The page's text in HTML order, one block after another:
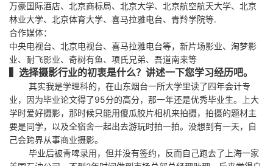
万豪国际酒店、北京商标局、北京大学、北京航空航天大学、北京
林业大学、北京体育大学、喜马拉雅电台、青羚学院等.
合作媒体：
中央电视台、北京电视台、喜马拉雅电台等，新片场影业、淘梦影
业、耐飞影业、奇树有鱼、项氏兄弟、吾道南来等
▍选择摄影行业的初衷是什么？讲述一下您学习经历吧。
其实我是学理科的，在山东烟台一所大学里读了四年会计专
业，因为毕业论文得了95分的高分，那一年还是优秀毕业生。上大
学时爱好摄影，那时候只能用傻瓜胶片相机来拍摄，拍摄的题材主
要是同学，以及全宿舍一起出去游玩时拍一拍。没想到有一天，自
己会跨界从事商业摄影。
毕业后被青啤录用，但并没有签约，反而自己跑去了上海一家